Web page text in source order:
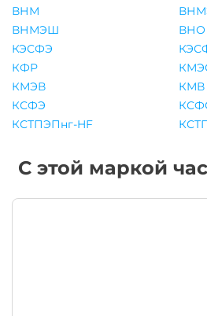
ВНМ
ВНМЭШ
ВНО
КЭСФЭ
КФР
КМЭВ
КМВ
КСФЭ
КСТПЭПнг-HF
С этой маркой